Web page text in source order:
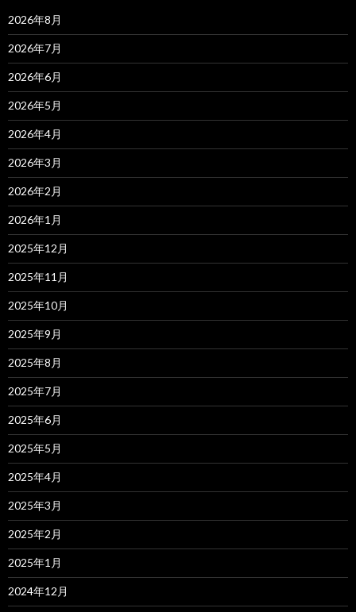
2026年8月
2026年7月
2026年6月
2026年5月
2026年4月
2026年3月
2026年2月
2026年1月
2025年12月
2025年11月
2025年10月
2025年9月
2025年8月
2025年7月
2025年6月
2025年5月
2025年4月
2025年3月
2025年2月
2025年1月
2024年12月